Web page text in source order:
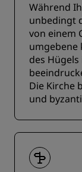
Während
unbedingt
von einem
umgebene
des
Die Kirche
und